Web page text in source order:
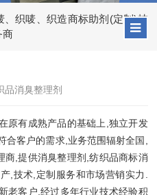
、织唛、织造商标助剂(定制)技
商
品消臭整理剂
原有成熟产品的基础上,独立开发
客户的需求,业务范围辐射全国,
商,提供消臭整理剂,纺织品商标消
,技术,定制服务和市场营销实力.
老客户,经过多年行业技术经验积